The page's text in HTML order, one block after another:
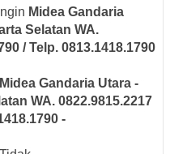
Midea Gandaria
Selatan WA.
/ Telp. 0813.1418.1790
Midea Gandaria Utara -
WA. 0822.9815.2217
-